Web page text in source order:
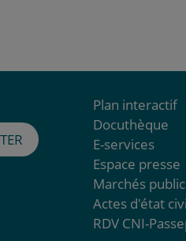
Plan interactif
Docuthèque
E-services
Espace presse
Marchés
Actes d'état
RDV CNI-